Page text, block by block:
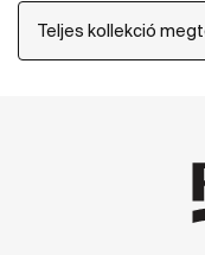
bír). A tökéletes
fél-nyilvános, vagy
Teljes kollekció